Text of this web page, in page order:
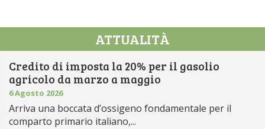
ATTUALITÀ
Credito di imposta la 20% per il gasolio
agricolo da marzo a maggio
6 Agosto 2026
Arriva una boccata d’ossigeno fondamentale per il
comparto primario italiano,...